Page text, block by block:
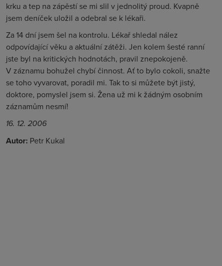
krku a tep na zápěstí se mi slil v jednolitý proud. Kvapně
jsem deníček uložil a odebral se k lékaři.
Za 14 dní jsem šel na kontrolu. Lékař shledal nález
odpovídající věku a aktuální zátěži. Jen kolem šesté ranní
jste byl na kritických hodnotách, pravil znepokojeně.
V záznamu bohužel chybí činnost. Ať to bylo cokoli, snažte
se toho vyvarovat, poradil mi. Tak to si můžete být jistý,
doktore, pomyslel jsem si. Žena už mi k žádným osobním
záznamům nesmí!
16. 12. 2006
Autor: Petr Kukal